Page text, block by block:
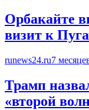
Орбакайте
визит к
runews24.ru7
Трамп
«второй